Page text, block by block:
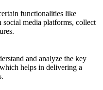
functionalities like
social media platforms, collect
and analyze the key
helps in delivering a